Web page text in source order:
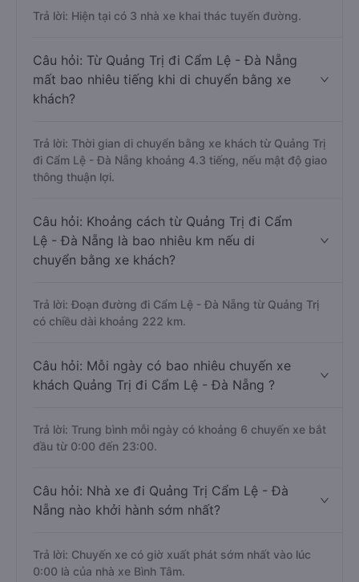
Trả lời: Hiện tại có 3 nhà xe khai thác tuyến đường.
Câu hỏi: Từ Quảng Trị đi Cẩm Lệ - Đà Nẵng
mất bao nhiêu tiếng khi di chuyển bằng xe
khách?
Trả lời: Thời gian di chuyển bằng xe khách từ Quảng Trị
đi Cẩm Lệ - Đà Nẵng khoảng 4.3 tiếng, nếu mật độ giao
thông thuận lợi.
Câu hỏi: Khoảng cách từ Quảng Trị đi Cẩm
Lệ - Đà Nẵng là bao nhiêu km nếu di
chuyển bằng xe khách?
Trả lời: Đoạn đường đi Cẩm Lệ - Đà Nẵng từ Quảng Trị
có chiều dài khoảng 222 km.
Câu hỏi: Mỗi ngày có bao nhiêu chuyến xe
khách Quảng Trị đi Cẩm Lệ - Đà Nẵng ?
Trả lời: Trung bình mỗi ngày có khoảng 6 chuyến xe bắt
đầu từ 0:00 đến 23:00.
Câu hỏi: Nhà xe đi Quảng Trị Cẩm Lệ - Đà
Nẵng nào khởi hành sớm nhất?
Trả lời: Chuyến xe có giờ xuất phát sớm nhất vào lúc
0:00 là của nhà xe Bình Tâm.